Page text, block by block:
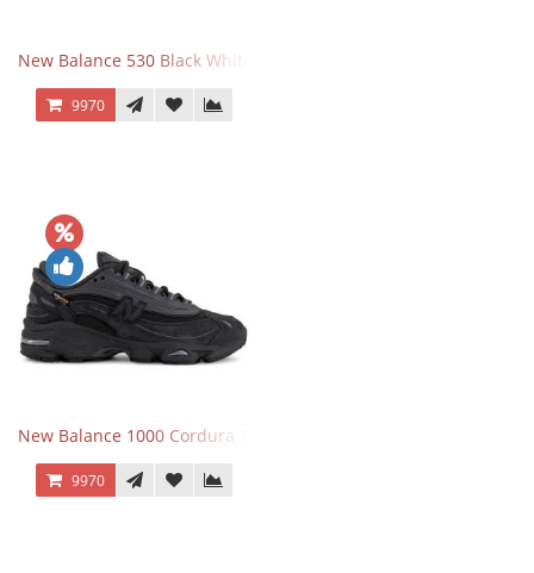
New Balance 530 Black White Silver
9970
New Balance 1000 Cordura Trainers Black Cement
9970